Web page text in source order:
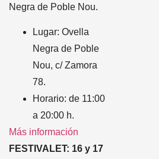
Negra de Poble Nou.
Lugar: Ovella
Negra de Poble
Nou, c/ Zamora
78.
Horario: de 11:00
a 20:00 h.
Más información
FESTIVALET: 16 y 17